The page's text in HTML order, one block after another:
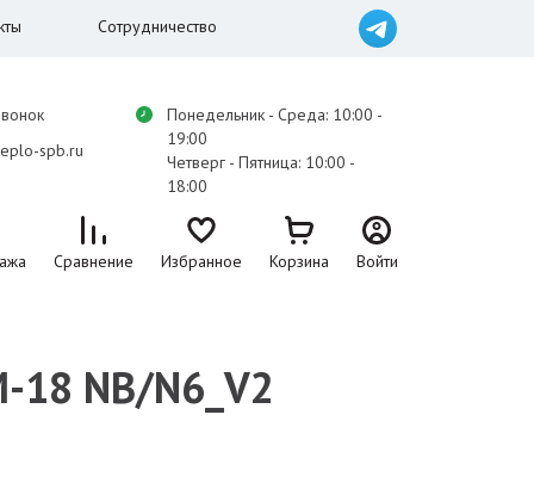
Сотрудничество
spb.ru
Понедельник - Среда: 10:00 -
19:00
Четверг - Пятница: 10:00 -
18:00
Сравнение Избранное Корзина Войти
18 NB/N6_V2